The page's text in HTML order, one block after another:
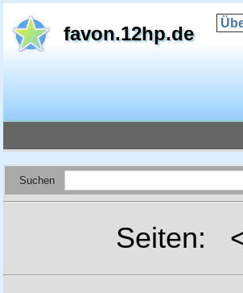
favon.12hp.de
Suchen
Seiten: